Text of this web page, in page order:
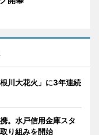
川大花火」に3年連続
。水戸信用金庫スタ
り組みを開始